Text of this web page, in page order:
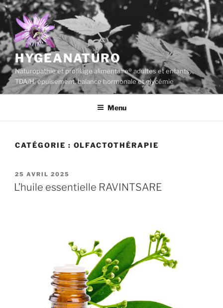
Aller
au
contenu
principal
HYGEANATURO
Naturopathie et profilage alimentaire® adultes et enfants,
TDA/H, épuisement, balance hormonale et glycémie
Menu
CATÉGORIE : OLFACTOTHÉRAPIE
PUBLIÉ
LE
25 AVRIL 2025
L’huile essentielle RAVINTSARE